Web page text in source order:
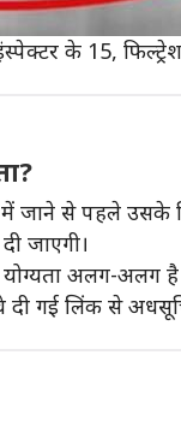
ने क्लर्क
के 15,
जाने से पहले उसके
जाएगी।
अलग-अलग
दी गई लिंक से